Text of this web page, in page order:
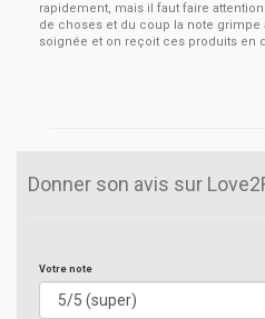
rapidement, mais il faut faire
de choses et du coup la note grimpe
soignée et on reçoit ces produits en
Donner son avis sur
Votre note